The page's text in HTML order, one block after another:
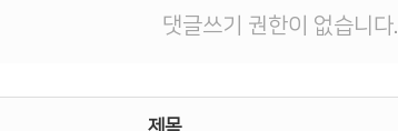
댓글쓰기 권한이 없습니다.
제목